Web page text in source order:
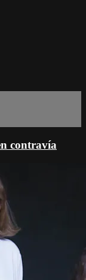
contravía